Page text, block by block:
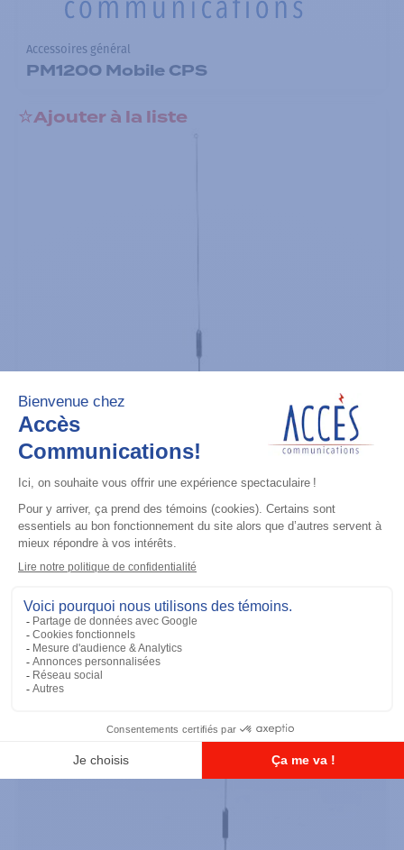
Accessoires général
PM1200 Mobile CPS
Ajouter à la liste
Accessoires général
UHF 3.5dB Gain Through-hole Mount
Antenna, 470-494 MHz
Ajouter à la liste